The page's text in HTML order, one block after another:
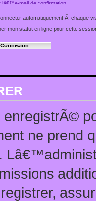
lâ€™e-mail de confirmation
automatiquement Ã chaque
mon statut en ligne pour cette
enregistrÃ©
ne prend